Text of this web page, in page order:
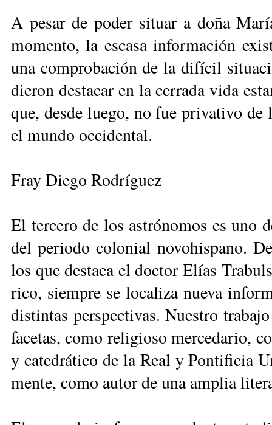
A pe­sar de po­der si­tuar a do­ña
mo­men­to, la es­ca­sa in­for­ma­ción
una com­pro­ba­ción de la di­fí­cil
die­ron des­ta­car en la ce­rra­da vi­da
que, des­de lue­go, no fue pri­va­ti­vo de
el mun­do oc­ci­den­tal.
Fray Diego Rodríguez
El ter­ce­ro de los as­tró­no­mos es uno
del pe­rio­do co­lo­nial no­vo­his­pa­no.
los que des­ta­ca el doc­tor Elías
ri­co, siem­pre se lo­ca­li­za nue­va
dis­tin­tas pers­pec­ti­vas. Nues­tro
fa­ce­tas, co­mo re­li­gio­so mer­ce­da­rio,
y ca­te­drá­ti­co de la Real y Pon­ti­fi­cia
men­te, co­mo au­tor de una am­plia